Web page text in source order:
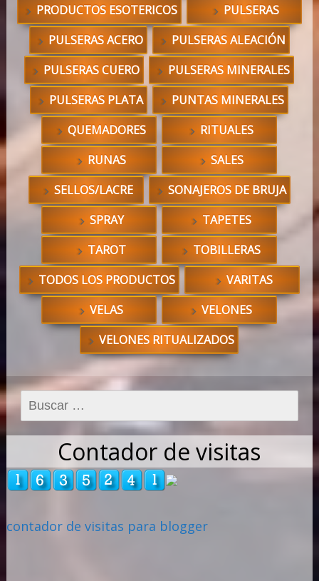
PRODUCTOS ESOTERICOS
PULSERAS
PULSERAS ACERO
PULSERAS ALEACIÓN
PULSERAS CUERO
PULSERAS MINERALES
PULSERAS PLATA
PUNTAS MINERALES
QUEMADORES
RITUALES
RUNAS
SALES
SELLOS/LACRE
SONAJEROS DE BRUJA
SPRAY
TAPETES
TAROT
TOBILLERAS
TODOS LOS PRODUCTOS
VARITAS
VELAS
VELONES
VELONES RITUALIZADOS
Buscar:
Contador de visitas
contador de visitas para blogger